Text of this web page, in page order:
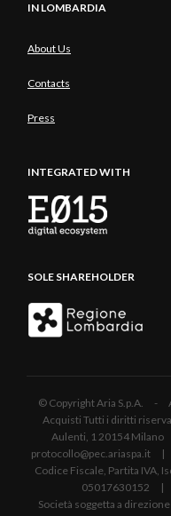
IN LOMBARDIA
About Us
Contacts
Press
INTEGRATED WITH
SOLE SHAREHOLDER
© Copyright Aria S.p.A. -
Acquisti Tutti i diritti
Aulenti, 1 20154
protocollo@pec.ariaspa.it
Codice Fiscale, Partita IVA,
05017630152 |
Società soggetta a